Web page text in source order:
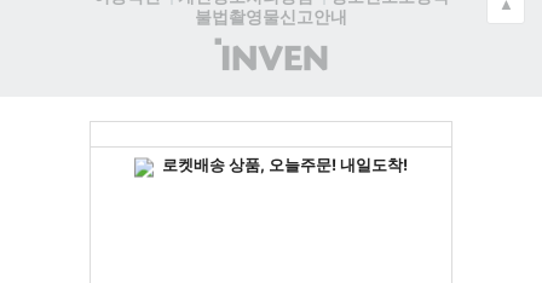
불법촬영물신고안내
(주)
인
▲